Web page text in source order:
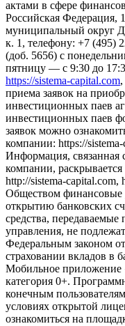
актами в сфере
Российская Федерация,
муниципальный округ
к. 1, телефону: +7 (495)
(доб. 5656) с
пятницу — с 9:30 до
https://sistema-capital.com,
приема заявок на
инвестиционных паев
инвестиционных паев
заявок можно
компании: https://
Информация, связанная
компании,
http://sistema-
Обществом финансовые
открытию банковских
средства, передаваемые
управления, не
Федеральным законом
страховании вкладов в
Мобильное приложение
категория 0+.
конечным
условиях открытой
ознакомиться на